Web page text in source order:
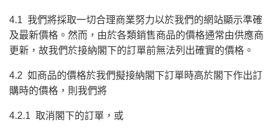
4.1 我們將採取一切合理商業努力以於我們的網站顯示準確
及最新價格。然而，由於各類銷售商品的價格通常由供應商
更新，故我們於接納閣下的訂單前無法列出確實的價格。
4.2 如商品的價格於我們擬接納閣下訂單時高於閣下作出訂
購時的價格，則我們將
4.2.1 取消閣下的訂單，或